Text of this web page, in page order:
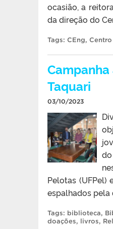
ocasião, a
da direção do
Tags: CEng,
Taquari
03/10/2023
Pelotas (UFPel)
espalhados pela
Tags: biblioteca,
doações, livros,